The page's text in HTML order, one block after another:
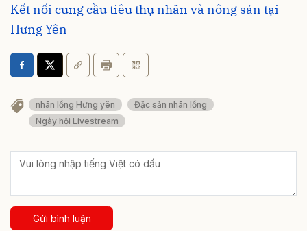
Kết nối cung cầu tiêu thụ nhãn và nông sản tại
Hưng Yên
nhãn lồng Hưng yên
Đặc sản nhãn lồng
Ngày hội Livestream
Gửi bình luận